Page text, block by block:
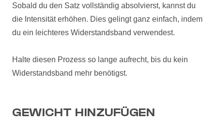
Sobald du den Satz vollständig absolvierst, kannst du
die Intensität erhöhen. Dies gelingt ganz einfach, indem
du ein leichteres Widerstandsband verwendest.
Halte diesen Prozess so lange aufrecht, bis du kein
Widerstandsband mehr benötigst.
GEWICHT HINZUFÜGEN